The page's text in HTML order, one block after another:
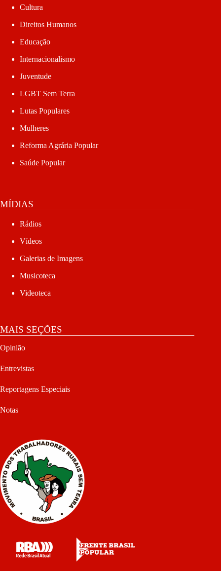
Cultura
Direitos Humanos
Educação
Internacionalismo
Juventude
LGBT Sem Terra
Lutas Populares
Mulheres
Reforma Agrária Popular
Saúde Popular
MÍDIAS
Rádios
Vídeos
Galerias de Imagens
Musicoteca
Videoteca
MAIS SEÇÕES
Opinião
Entrevistas
Reportagens Especiais
Notas